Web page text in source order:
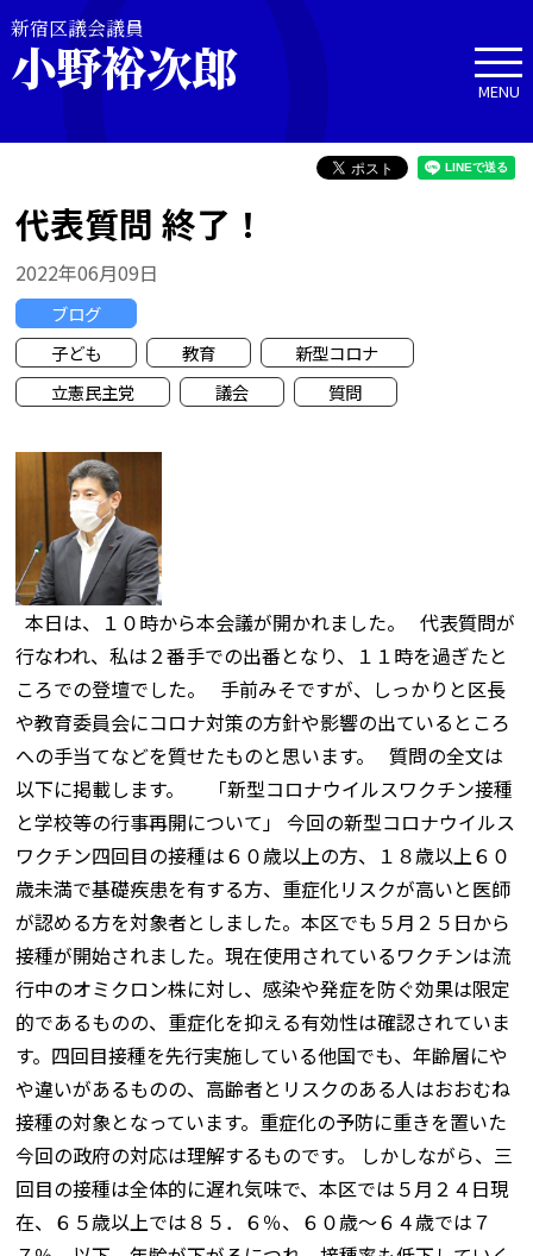
新宿区議会議員
小野裕次郎 MENU
代表質問 終了！
2022年06月09日
ブログ
子ども
教育
新型コロナ
立憲民主党
議会 質問
本日は、１０時から本会議が開かれました。 代表質問が
行なわれ、私は２番手での出番となり、１１時を過ぎたと
ころでの登壇でした。 手前みそですが、しっかりと区長
や教育委員会にコロナ対策の方針や影響の出ているところ
への手当てなどを質せたものと思います。 質問の全文は
以下に掲載します。 「新型コロナウイルスワクチン接種
と学校等の行事再開について」 今回の新型コロナウイルス
ワクチン四回目の接種は６０歳以上の方、１８歳以上６０
歳未満で基礎疾患を有する方、重症化リスクが高いと医師
が認める方を対象者としました。本区でも５月２５日から
接種が開始されました。現在使用されているワクチンは流
行中のオミクロン株に対し、感染や発症を防ぐ効果は限定
的であるものの、重症化を抑える有効性は確認されていま
す。四回目接種を先行実施している他国でも、年齢層にや
や違いがあるものの、高齢者とリスクのある人はおおむね
接種の対象となっています。重症化の予防に重きを置いた
今回の政府の対応は理解するものです。 しかしながら、三
回目の接種は全体的に遅れ気味で、本区では５月２４日現
在、６５歳以上では８５．６％、６０歳～６４歳では７